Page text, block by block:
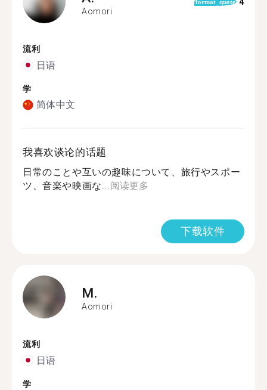
Aomori
format_quote
流利
日语
学
简体中文
我喜欢谈论的话题
日常のことや互いの趣味について、旅行やスポー
ツ、音楽や映画な...阅读更多
下载软件
M.
Aomori
流利
日语
学